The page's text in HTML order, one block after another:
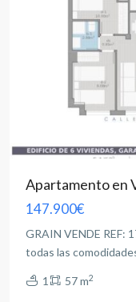
Apartamento en
147.900€
GRAIN VENDE REF:
todas las
1 57 m2